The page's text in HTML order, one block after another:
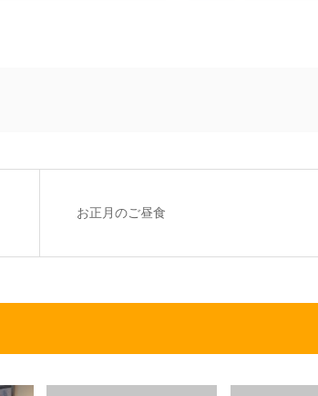
お正月のご昼食